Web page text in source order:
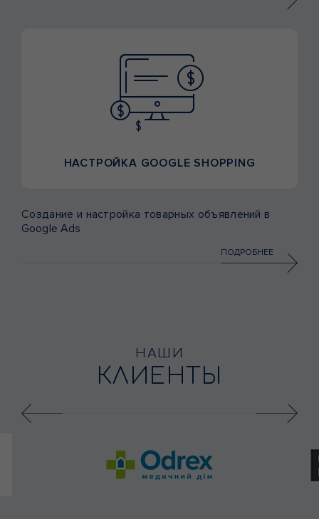
НАСТРОЙКА GOOGLE SHOPPING
Создание и настройка товарных объявлений в
Google Ads
ПОДРОБНЕЕ
НАШИ
КЛИЕНТЫ